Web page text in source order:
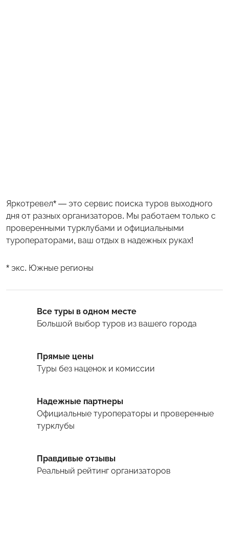
Яркотревел* — это сервис поиска туров выходного
дня от разных организаторов. Мы работаем только с
проверенными турклубами и официальными
туроператорами, ваш отдых в надежных руках!
* экс. Южные регионы
Все туры в одном месте
Большой выбор туров из вашего города
Прямые цены
Туры без наценок и комиссии
Надежные партнеры
Официальные туроператоры и проверенные
турклубы
Правдивые отзывы
Реальный рейтинг организаторов